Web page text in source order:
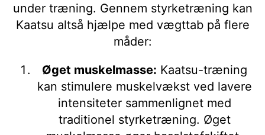
under træning. Gennem styrketræning kan
Kaatsu altså hjælpe med vægttab på flere
måder:
Øget muskelmasse: Kaatsu-træning
kan stimulere muskelvækst ved lavere
intensiteter sammenlignet med
traditionel styrketræning. Øget